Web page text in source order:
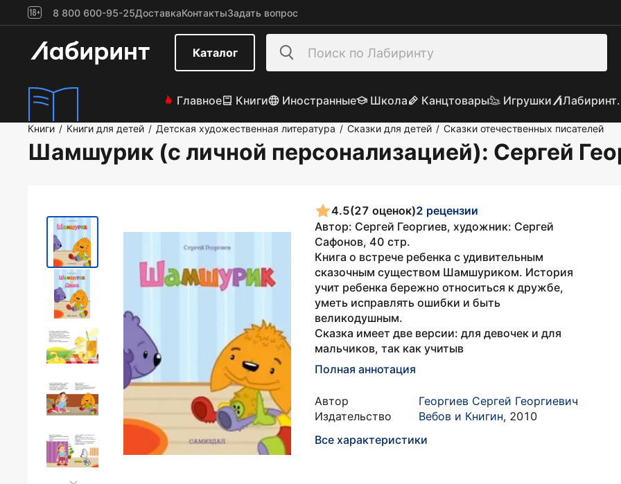
8 800 600-95-25ДоставкаКонтактыЗадать вопрос
Каталог
Главное Книги Иностранные Школа Канцтовары Игрушки
Книги / Книги для детей / Детская художественная литература / Сказки для детей / Сказки отечественных писателей
Шамшурик (с личной персонализацией): Сергей
4.5(27 оценок)2 рецензии
Автор: Cергей Георгиев, художник: Сергей
Сафонов, 40 стр.
Книга о встрече ребенка с удивительным
сказочным существом Шамшуриком. История
учит ребенка бережно относиться к дружбе,
уметь исправлять ошибки и быть
великодушным.
Сказка имеет две версии: для девочек и для
мальчиков, так как учитыв
Полная аннотация
Автор
Георгиев Сергей Георгиевич
Издательство
Вебов и Книгин, 2010
Все характеристики